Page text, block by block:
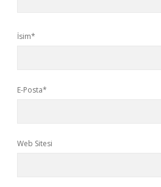
İsim*
E-Posta*
Web Sitesi